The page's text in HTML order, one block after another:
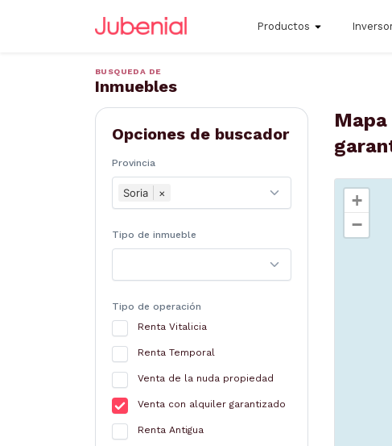
Productos
BUSQUEDA DE
Inmuebles
Opciones de buscador
Provincia
Soria ×
Tipo de inmueble
Tipo de operación
Renta Vitalicia
Renta Temporal
Venta de la nuda propiedad
Venta con alquiler garantizado
Renta Antigua
+
−